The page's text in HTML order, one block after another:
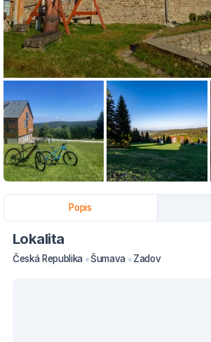
Popis
Lokalita
Česká Republika Šumava Zadov